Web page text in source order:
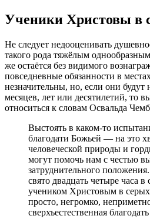
Ученики Христовы в
Не следует недооценивать
такого рода тяжёлым
же остаётся без видимого
повседневные обязанности в
незначительны, но, если они будут
месяцев, лет или десятилетий, то
относиться к словам Освальда
Выстоять в каком-то
благодати Божьей — на это
человеческой природы и
могут помочь нам с честью
затруднительного
свято двадцать четыре часа
учеником Христовым в
просто, негромко,
сверхъестественная